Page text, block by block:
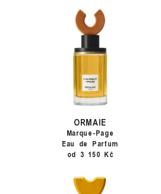
ORMAIE
Marque-Page
Eau de Parfum
od 3 150 Kč